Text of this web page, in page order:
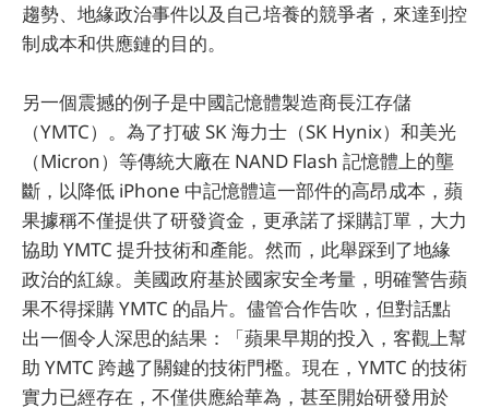
趨勢、地緣政治事件以及自己培養的競爭者，來達到控
制成本和供應鏈的目的。
另一個震撼的例子是中國記憶體製造商長江存儲
（YMTC）。為了打破 SK 海力士（SK Hynix）和美光
（Micron）等傳統大廠在 NAND Flash 記憶體上的壟
斷，以降低 iPhone 中記憶體這一部件的高昂成本，蘋
果據稱不僅提供了研發資金，更承諾了採購訂單，大力
協助 YMTC 提升技術和產能。然而，此舉踩到了地緣
政治的紅線。美國政府基於國家安全考量，明確警告蘋
果不得採購 YMTC 的晶片。儘管合作告吹，但對話點
出一個令人深思的結果：「蘋果早期的投入，客觀上幫
助 YMTC 跨越了關鍵的技術門檻。現在，YMTC 的技術
實力已經存在，不僅供應給華為，甚至開始研發用於